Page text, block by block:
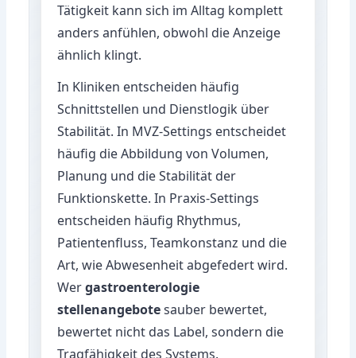
Tätigkeit kann sich im Alltag komplett
anders anfühlen, obwohl die Anzeige
ähnlich klingt.
In Kliniken entscheiden häufig
Schnittstellen und Dienstlogik über
Stabilität. In MVZ-Settings entscheidet
häufig die Abbildung von Volumen,
Planung und die Stabilität der
Funktionskette. In Praxis-Settings
entscheiden häufig Rhythmus,
Patientenfluss, Teamkonstanz und die
Art, wie Abwesenheit abgefedert wird.
Wergastroenterologie
stellenangebotesauber bewertet,
bewertet nicht das Label, sondern die
Tragfähigkeit des Systems.